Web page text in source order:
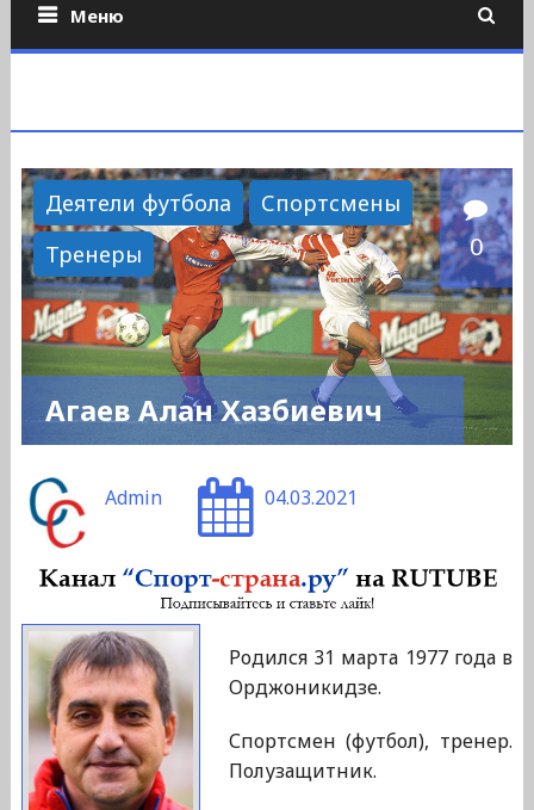
Меню
Деятели футбола
Спортсмены
Тренеры
0
Агаев Алан Хазбиевич
Admin 04.03.2021
Родился 31 марта 1977 года в
Орджоникидзе.
Спортсмен (футбол), тренер.
Полузащитник.